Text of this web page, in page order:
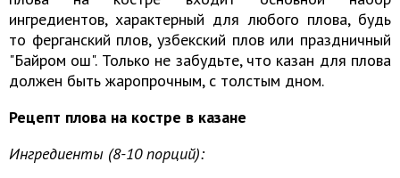
ингредиентов, характерный для любого плова, будь
то ферганский плов, узбекский плов или праздничный
"Байром ош". Только не забудьте, что казан для плова
должен быть жаропрочным, с толстым дном.
Рецепт плова на костре в казане
Ингредиенты (8-10 порций):